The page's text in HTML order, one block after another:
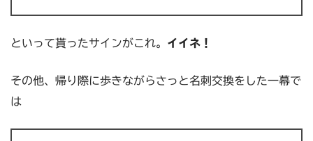
といって貰ったサインがこれ。 イイネ！
その他、帰り際に歩きながらさっと名刺交換をした一幕で
は